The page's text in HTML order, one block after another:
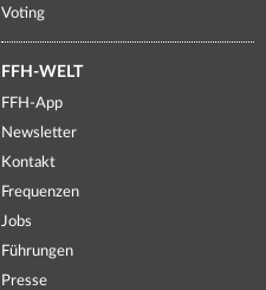
Voting
FFH-WELT
FFH-App
Newsletter
Kontakt
Frequenzen
Jobs
Führungen
Presse